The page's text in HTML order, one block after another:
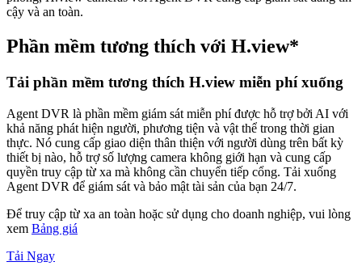
cậy và an toàn.
Phần mềm tương thích với H.view*
Tải phần mềm tương thích H.view miễn phí xuống
Agent DVR là phần mềm giám sát miễn phí được hỗ trợ bởi AI với
khả năng phát hiện người, phương tiện và vật thể trong thời gian
thực. Nó cung cấp giao diện thân thiện với người dùng trên bất kỳ
thiết bị nào, hỗ trợ số lượng camera không giới hạn và cung cấp
quyền truy cập từ xa mà không cần chuyển tiếp cổng. Tải xuống
Agent DVR để giám sát và bảo mật tài sản của bạn 24/7.
Để truy cập từ xa an toàn hoặc sử dụng cho doanh nghiệp, vui lòng
xem Bảng giá
Tải Ngay